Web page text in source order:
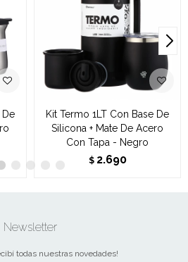
De
Kit Termo 1LT Con Base De
Silicona + Mate De Acero
Con Tapa - Negro
$ 2.690
Newsletter
todas nuestras novedades!